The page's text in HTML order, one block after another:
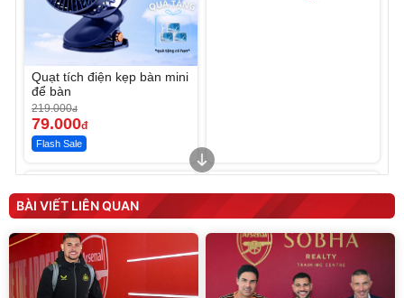
Quạt tích điện kẹp bàn mini
để bàn
219.000đ
79.000đ
Flash Sale
tức thì Vaseline Body
190.000
138.330đ
Discount
D2-001 - Thông Minh
3.000.000
2.200.000đ
Flash Sale
Unmute
BÀI VIẾT LIÊN QUAN